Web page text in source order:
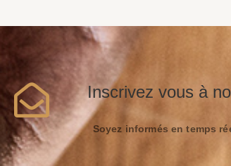
Inscrivez vous à
Soyez informés en temps